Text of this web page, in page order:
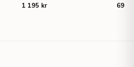
1 195 kr 695